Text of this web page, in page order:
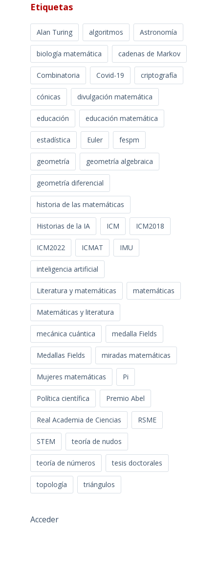
Etiquetas
Alan Turing algoritmos Astronomía
biología matemática cadenas de Markov
Combinatoria Covid-19 criptografía
cónicas divulgación matemática
educación educación matemática
estadística Euler fespm
geometría geometría algebraica
geometría diferencial
historia de las matemáticas
Historias de la IA ICM ICM2018
ICM2022 ICMAT IMU
inteligencia artificial
Literatura y matemáticas matemáticas
Matemáticas y literatura
mecánica cuántica medalla Fields
Medallas Fields miradas matemáticas
Mujeres matemáticas Pi
Política científica Premio Abel
Real Academia de Ciencias RSME
STEM teoría de nudos
teoría de números tesis doctorales
topología triángulos
Acceder